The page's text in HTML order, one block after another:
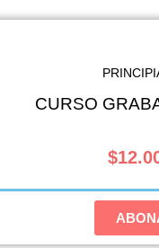
CURSO